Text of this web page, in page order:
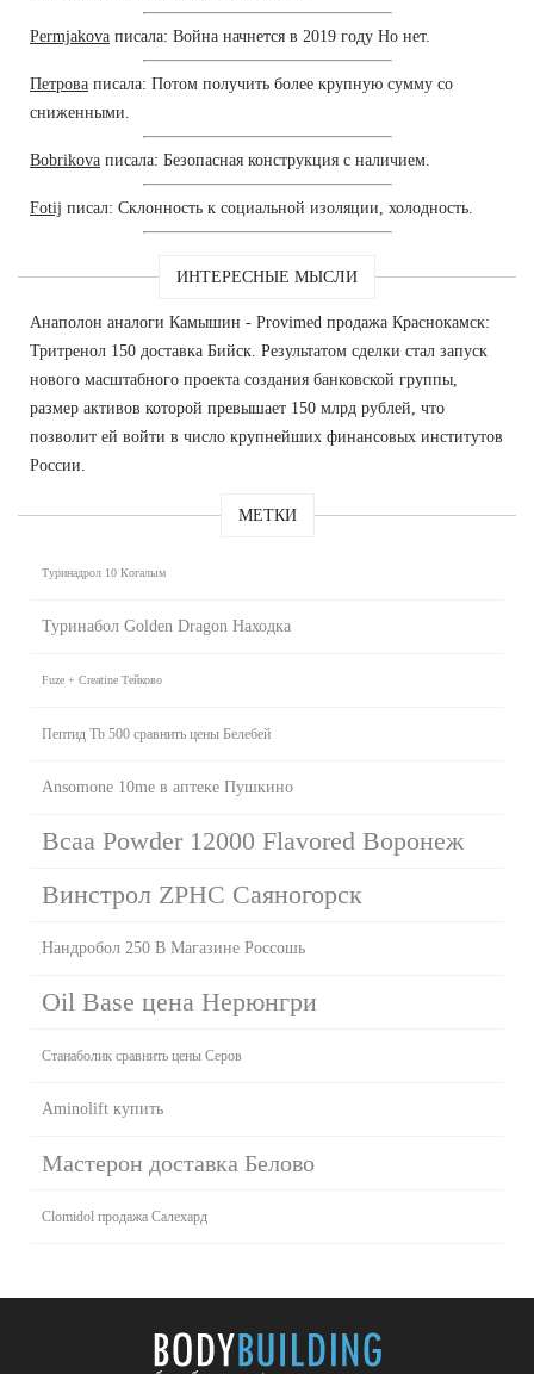
Permjakova писала: Война начнется в 2019 году Но нет.
Петрова писала: Потом получить более крупную сумму со
сниженными.
Bobrikova писала: Безопасная конструкция с наличием.
Fotij писал: Склонность к социальной изоляции, холодность.
ИНТЕРЕСНЫЕ МЫСЛИ
Анаполон аналоги Камышин - Provimed продажа Краснокамск:
Тритренол 150 доставка Бийск. Результатом сделки стал запуск
нового масштабного проекта создания банковской группы,
размер активов которой превышает 150 млрд рублей, что
позволит ей войти в число крупнейших финансовых институтов
России.
МЕТКИ
Туринадрол 10 Когалым
Туринабол Golden Dragon Находка
Fuze + Creatine Тейково
Пептид Tb 500 сравнить цены Белебей
Ansomone 10me в аптеке Пушкино
Bcaa Powder 12000 Flavored Воронеж
Винстрол ZPHC Саяногорск
Нандробол 250 В Магазине Россошь
Oil Base цена Нерюнгри
Станаболик сравнить цены Серов
Aminolift купить
Мастерон доставка Белово
Clomidol продажа Салехард